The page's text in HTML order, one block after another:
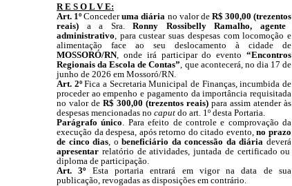
R E S O L V E:
Art. 1º Concederuma diária no valor de R$ 300,00 (trezentos
reais) a a Sra. Ronny Rossibelly Ramalho, agente
administrativo , para custear suas despesas com locomoção e
alimentação face ao seu deslocamento à cidade de
MOSSORÓ/RN, onde irá participar do evento “Encontros
Regionais da Escola de Contas” , que acontecerá, no dia 17 de
junho de 2026 em Mossoró/RN.
Art. 2ºFica a Secretaria Municipal de Finanças, incumbida de
proceder ao empenho e pagamento da importância requisitada
no valor de R$ 300,00 (trezentos reais) para assim atender às
despesas mencionadas no caput do art. 1º desta Portaria.
Parágrafo único . Para efeito de controle e comprovação da
execução da despesa, após retorno do citado evento,no prazo
de cinco dias , obeneficiário da concessão da diáriadeverá
apresentar relatório de atividades, juntada de certificado ou
diploma de participação.
Art. 3º Esta portaria entrará em vigor na data de sua
publicação, revogadas as disposições em contrário.